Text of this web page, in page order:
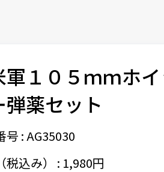
軍１０５ｍｍホ
弾薬セット
号 : AG35030
税込み） : 1,980円